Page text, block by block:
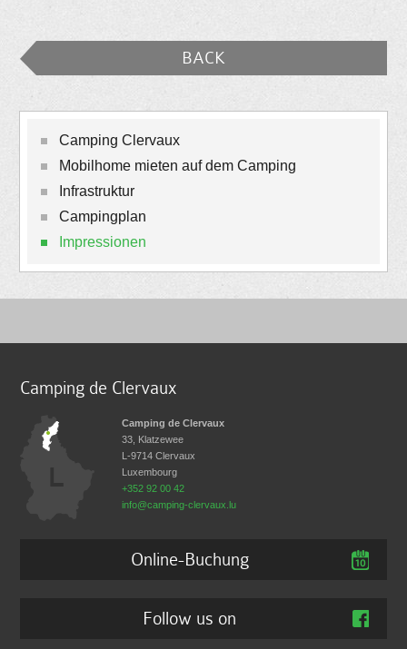
BACK
Camping Clervaux
Mobilhome mieten auf dem Camping
Infrastruktur
Campingplan
Impressionen
Camping de Clervaux
Camping de Clervaux
33, Klatzewee
L-9714 Clervaux
Luxembourg
+352 92 00 42
info@camping-clervaux.lu
Online-Buchung
Follow us on